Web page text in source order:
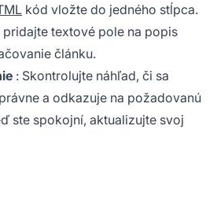
kód vložte do jedného stĺpca.
textové pole na popis
článku.
: Skontrolujte náhľad, či sa
a odkazuje na požadovanú
ste spokojní, aktualizujte svoj